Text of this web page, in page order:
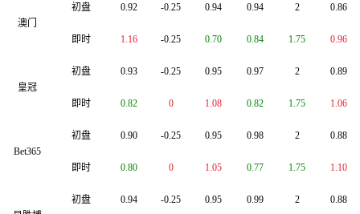
澳门
初盘
即时
0.92 -0.25 0.94
1.16 -0.25 0.70
0.94 2 0.86
0.84 1.75 0.96
皇冠
初盘
即时
0.93 -0.25 0.95
0.82 0 1.08
0.97 2 0.89
0.82 1.75 1.06
Bet365
初盘
即时
0.90 -0.25 0.95
0.80 0 1.05
0.98 2 0.88
0.77 1.75 1.10
初盘 0.94 -0.25 0.95 0.99 2 0.88